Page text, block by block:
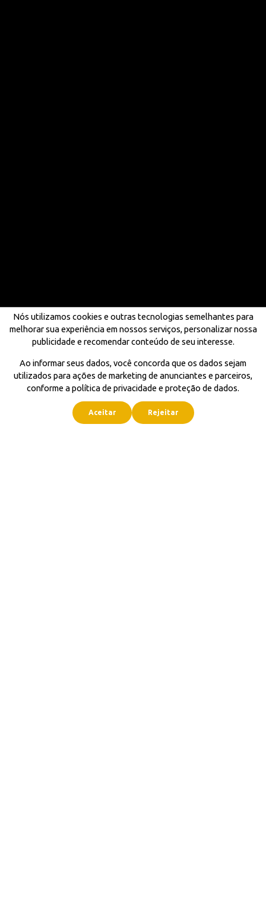
Nós utilizamos cookies e outras tecnologias semelhantes para
melhorar sua experiência em nossos serviços, personalizar nossa
publicidade e recomendar conteúdo de seu interesse.
Ao informar seus dados, você concorda que os dados sejam
utilizados para ações de marketing de anunciantes e parceiros,
conforme a política de privacidade e proteção de dados.
Aceitar Rejeitar